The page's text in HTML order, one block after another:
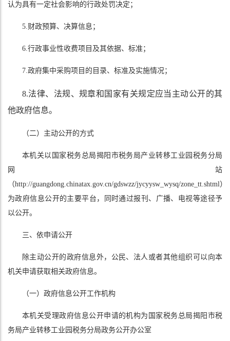
认为具有一定社会影响的行政处罚决定；
5.财政预算、决算信息；
6.行政事业性收费项目及其依据、标准；
7.政府集中采购项目的目录、标准及实施情况；
8.法律、法规、规章和国家有关规定应当主动公开的其
他政府信息。
（二）主动公开的方式
本机关以国家税务总局揭阳市税务局产业转移工业园税务分局
网站
（http://guangdong.chinatax.gov.cn/gdswzz/jycyysw_wysq/zone_tt.shtml）
为政府信息公开的主要平台，同时通过报刊、广播、电视等途径予
以公开。
三、依申请公开
除主动公开的政府信息外，公民、法人或者其他组织可以向本
机关申请获取相关政府信息。
（一）政府信息公开工作机构
本机关受理政府信息公开申请的机构为国家税务总局揭阳市税
务局产业转移工业园税务分局政务公开办公室